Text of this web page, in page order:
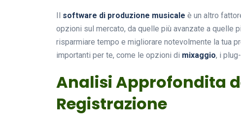
software di produzione musicale è un altro
opzioni sul mercato, da quelle più avanzate a
risparmiare tempo e migliorare notevolmente la tua
importanti per te, come le opzioni di mixaggio, i
Analisi Approfondita
Registrazione